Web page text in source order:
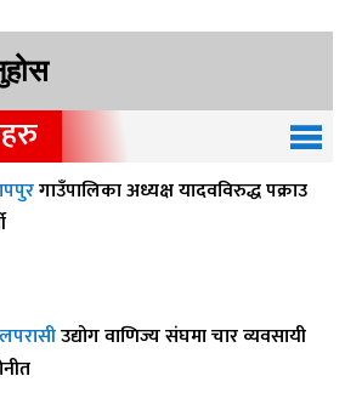
गाउँपालिका अध्यक्ष यादवविरुद्ध पक्राउ
उद्योग वाणिज्य संघमा चार व्यवसायी